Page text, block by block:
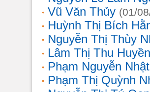
Vũ Văn Thủy (01/
Huỳnh Thị Bích
Nguyễn Thị Thùy
Lâm Thị Thu Huyền
Phạm Nguyễn
Phạm Thị Quỳnh